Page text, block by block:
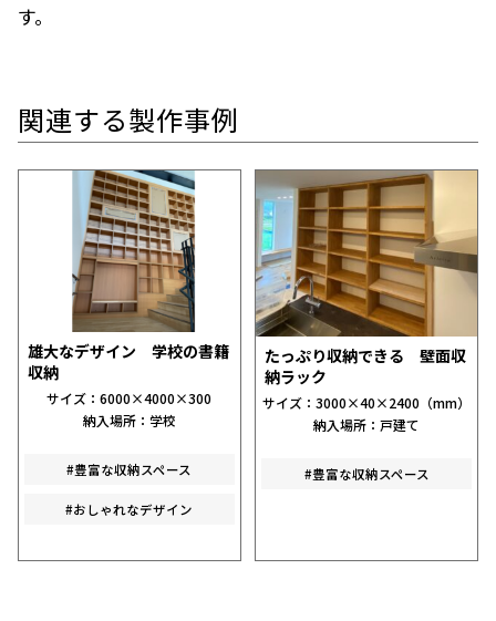
す。
関連する製作事例
雄大なデザイン 学校の書籍
収納
サイズ：6000×4000×300
納入場所：学校
#豊富な収納スペース
#おしゃれなデザイン
たっぷり収納できる 壁面収
納ラック
サイズ：3000×40×2400（mm）
納入場所：戸建て
#豊富な収納スペース